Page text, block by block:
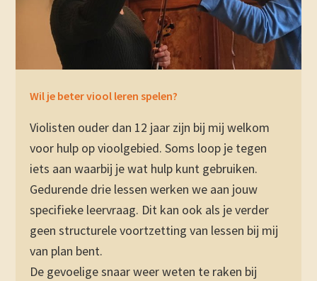
Wil je beter viool leren spelen?
Violisten ouder dan 12 jaar zijn bij mij welkom
voor hulp op vioolgebied. Soms loop je tegen
iets aan waarbij je wat hulp kunt gebruiken.
Gedurende drie lessen werken we aan jouw
specifieke leervraag. Dit kan ook als je verder
geen structurele voortzetting van lessen bij mij
van plan bent.
De gevoelige snaar weer weten te raken bij